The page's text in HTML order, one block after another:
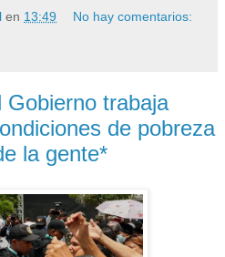
en 13:49 No hay comentarios:
Gobierno trabaja
de pobreza
la gente*